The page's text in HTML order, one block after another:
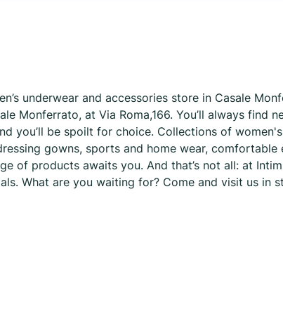
underwear and accessories store in Casale
Monferrato, at Via Roma,166. You’ll always find
you’ll be spoilt for choice. Collections of
gowns, sports and home wear,
of products awaits you. And that’s not all: at
What are you waiting for? Come and visit us in